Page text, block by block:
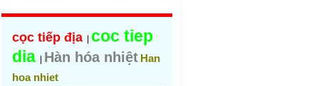
cọc tiếp địa
coc tiep
dia Hàn hóa nhiệt Han
hoa nhiet